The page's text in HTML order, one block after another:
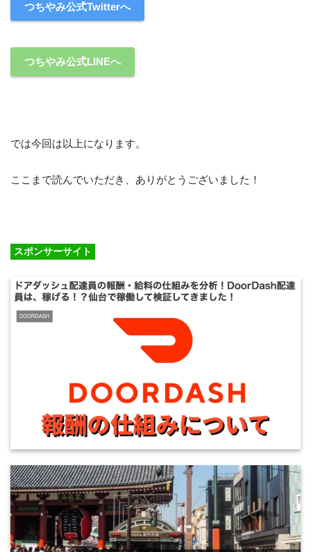
つちやみ公式Twitterへ
つちやみ公式LINEへ
では今回は以上になります。
ここまで読んでいただき、ありがとうございました！
スポンサーサイト